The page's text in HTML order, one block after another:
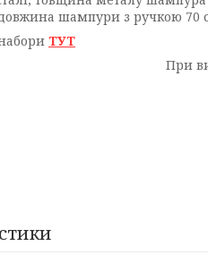
шампури з ручкою
ТУТ
При